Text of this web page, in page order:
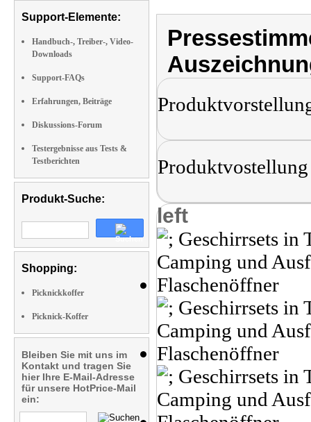
Support-Elemente:
Handbuch-, Treiber-, Video-
Downloads
Support-FAQs
Erfahrungen, Beiträge
Diskussions-Forum
Testergebnisse aus Tests &
Testberichten
Produkt-Suche:
Shopping:
Picknickkoffer
Picknick-Koffer
Bleiben Sie mit uns im
Kontakt und tragen Sie
hier Ihre E-Mail-Adresse
für unsere HotPrice-Mail
ein:
Produktvostellung
left